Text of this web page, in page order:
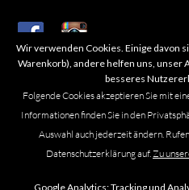
Marken- oder Warenzeichen werden
gemacht. Das Fehlen einer solchen
Wir verwenden Cookies. Einige davon
Warenkorb), andere helfen uns, unser
besseres
Folgende Cookies akzeptieren Sie mit
Informationen finden Sie in den
Auswahl auch jederzeit ändern.
Datenschutzerklärung auf.Zu
Google Analytics:Tracking und